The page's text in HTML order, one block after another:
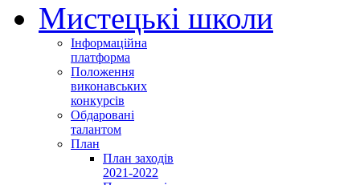
Мистецькі школи
Інформаційна
платформа
Положення
виконавських
конкурсів
Обдаровані
талантом
План
План заходів
2021-2022